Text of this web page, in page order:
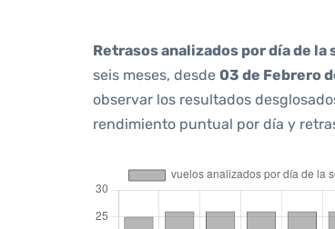
Retrasos analizados por día de la
seis meses, desde 03 de Febrero
observar los resultados
rendimiento puntual por día y